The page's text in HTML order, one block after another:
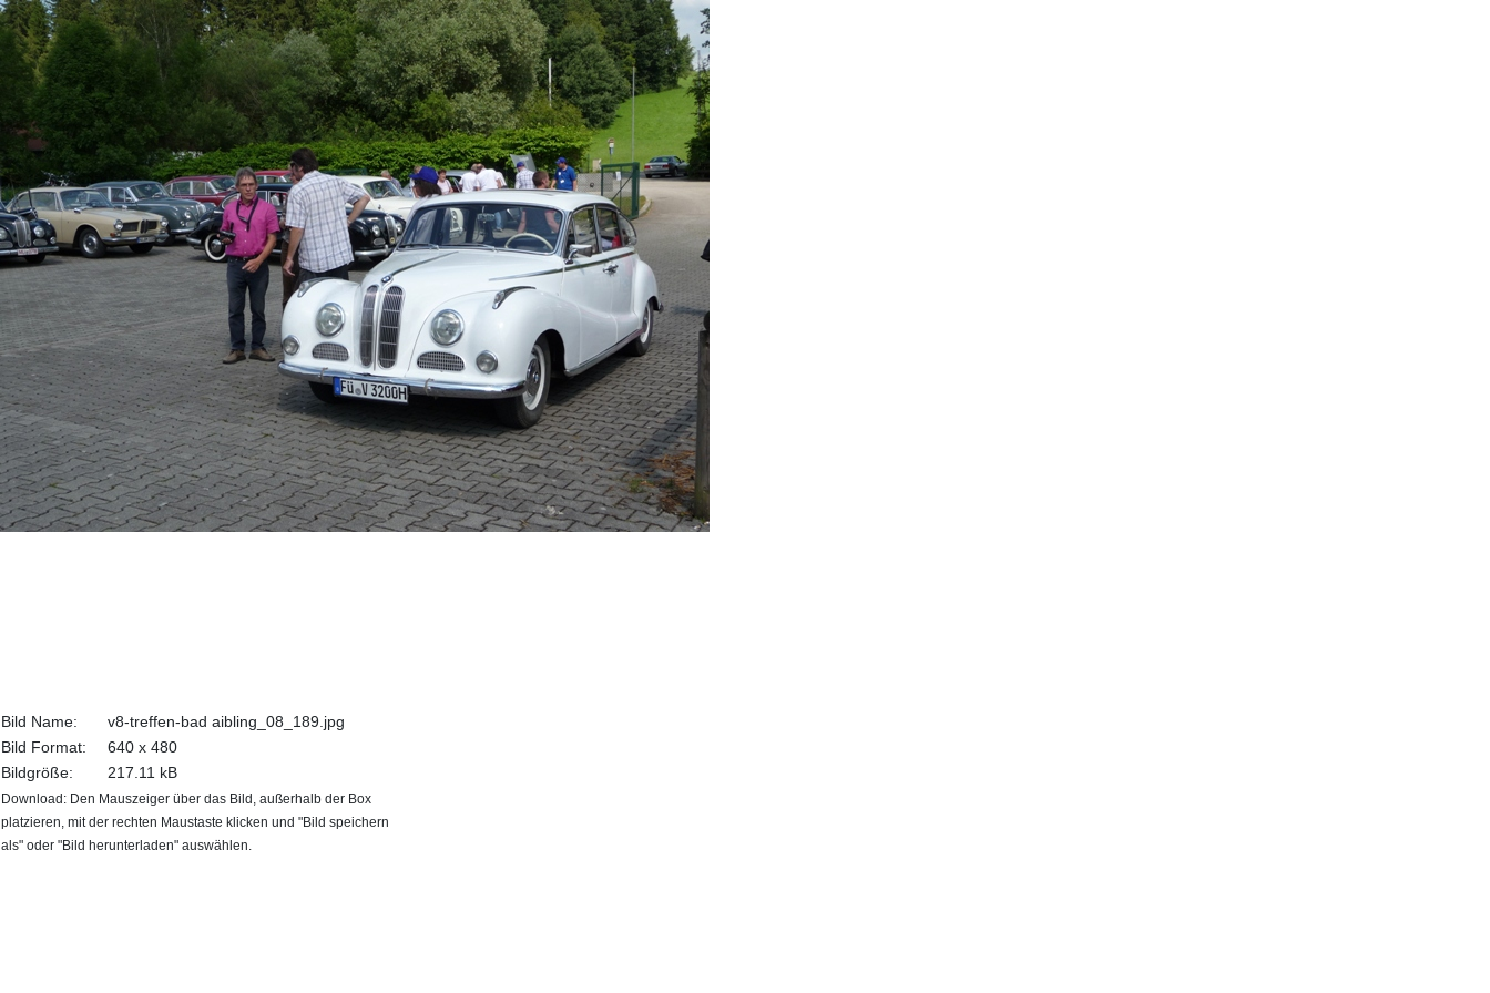
Bild Name:
v8-treffen-bad aibling_08_189.jpg
Bild Format:
640 x 480
Bildgröße:
217.11 kB
Download: Den Mauszeiger über das Bild, außerhalb der Box
platzieren, mit der rechten Maustaste klicken und "Bild speichern
als" oder "Bild herunterladen" auswählen.